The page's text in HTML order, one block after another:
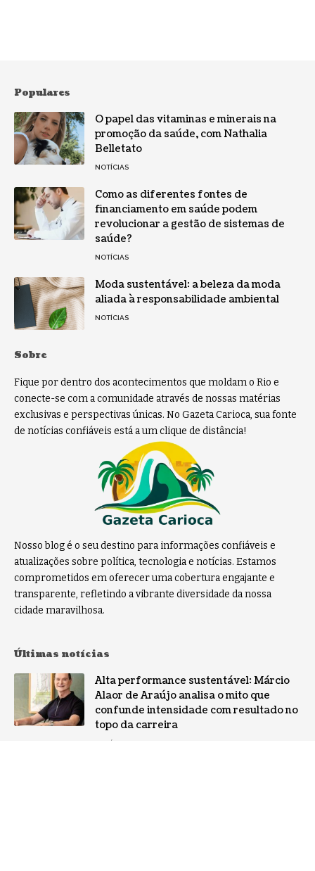
Populares
O papel das vitaminas e minerais na
promoção da saúde, com Nathalia
Belletato
NOTÍCIAS
Como as diferentes fontes de
financiamento em saúde podem
revolucionar a gestão de sistemas de
saúde?
NOTÍCIAS
Moda sustentável: a beleza da moda
aliada à responsabilidade ambiental
NOTÍCIAS
Sobre
Fique por dentro dos acontecimentos que moldam o Rio e
conecte-se com a comunidade através de nossas matérias
exclusivas e perspectivas únicas. No Gazeta Carioca, sua fonte
de notícias confiáveis está a um clique de distância!
Nosso blog é o seu destino para informações confiáveis e
atualizações sobre política, tecnologia e notícias. Estamos
comprometidos em oferecer uma cobertura engajante e
transparente, refletindo a vibrante diversidade da nossa
cidade maravilhosa.
Últimas notícias
Alta performance sustentável: Márcio
Alaor de Araújo analisa o mito que
confunde intensidade com resultado no
topo da carreira
NOTÍCIAS